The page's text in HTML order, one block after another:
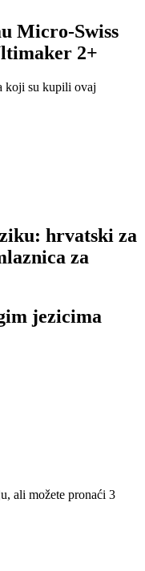
Micro-Swiss
2+
koji su kupili ovaj
hrvatski za
za
jezicima
ali možete pronaći 3